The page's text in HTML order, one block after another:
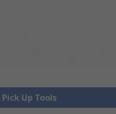
Up Tools